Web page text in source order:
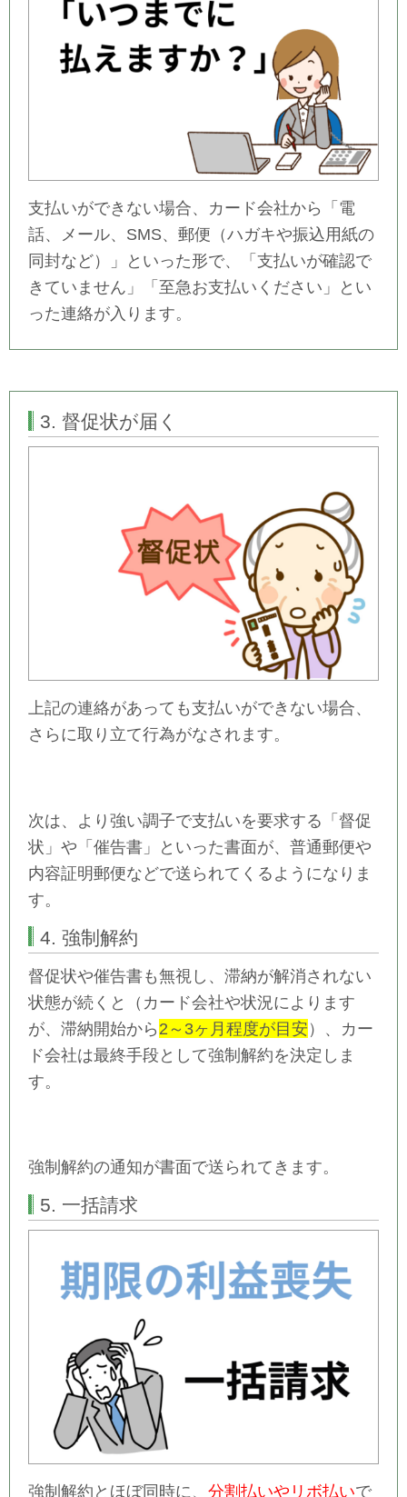
支払いができない場合、カード会社から「電
話、メール、SMS、郵便（ハガキや振込用紙の
同封など）」といった形で、「支払いが確認で
きていません」「至急お支払いください」とい
った連絡が入ります。
3. 督促状が届く
上記の連絡があっても支払いができない場合、
さらに取り立て行為がなされます。
次は、より強い調子で支払いを要求する「督促
状」や「催告書」といった書面が、普通郵便や
内容証明郵便などで送られてくるようになりま
す。
4. 強制解約
督促状や催告書も無視し、滞納が解消されない
状態が続くと（カード会社や状況によります
が、滞納開始から2～3ヶ月程度が目安）、カー
ド会社は最終手段として強制解約を決定しま
す。
強制解約の通知が書面で送られてきます。
5. 一括請求
強制解約とほぼ同時に、 分割払いやリボ払いで